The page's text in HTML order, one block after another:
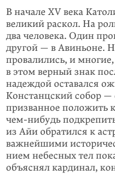
В начале XV века
великий раскол. На
два человека. Один
другой — в Авиньоне.
провалились, и
в этом верный знак
надеждой оставался
Констанцский собор —
призванное положить
чем-нибудь
из Айи обратился к
важнейшими
нием небесных тел
объяснял кардинал,